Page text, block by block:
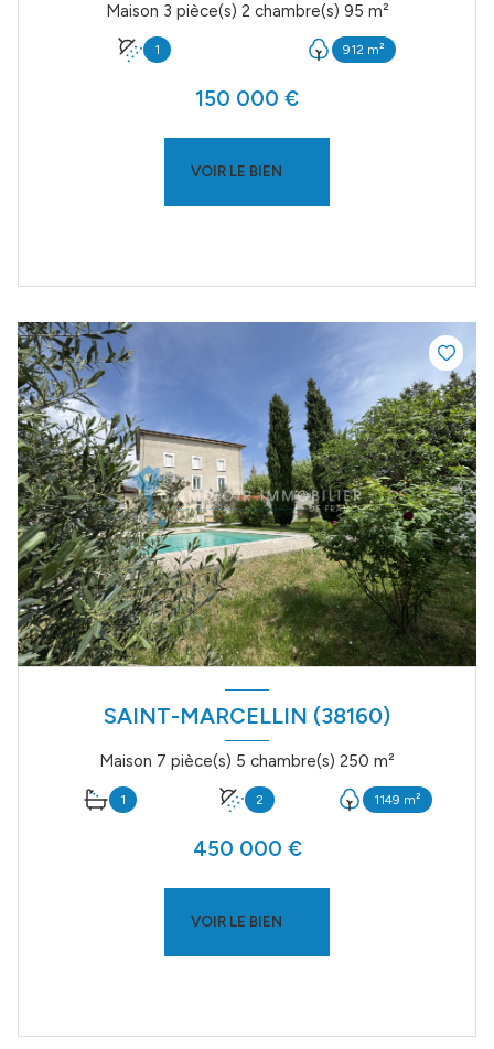
Maison 3 pièce(s) 2 chambre(s) 95 m²
1 912 m²
150 000 €
VOIR LE BIEN
SAINT-MARCELLIN (38160)
Maison 7 pièce(s) 5 chambre(s) 250 m²
1 2 1149 m²
450 000 €
VOIR LE BIEN